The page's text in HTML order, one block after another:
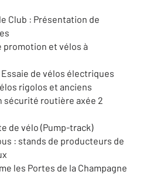
Club : Présentation de
promotion et vélos à
de vélos électriques
rigolos et anciens
sécurité routière axée 2
de vélo (Pump-track)
: stands de producteurs de
les Portes de la Champagne